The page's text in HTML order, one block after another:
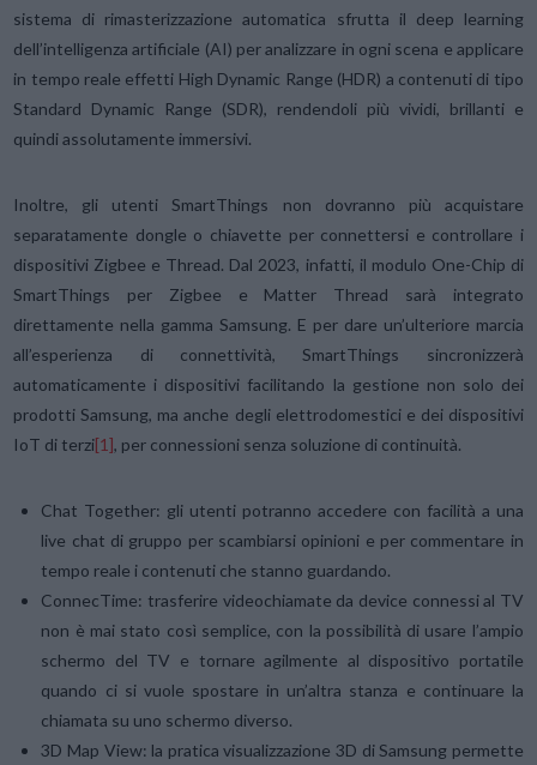
sistema di rimasterizzazione automatica sfrutta il deep learning
dell’intelligenza artificiale (AI) per analizzare in ogni scena e applicare
in tempo reale effetti High Dynamic Range (HDR) a contenuti di tipo
Standard Dynamic Range (SDR), rendendoli più vividi, brillanti e
quindi assolutamente immersivi.
Inoltre, gli utenti SmartThings non dovranno più acquistare
separatamente dongle o chiavette per connettersi e controllare i
dispositivi Zigbee e Thread. Dal 2023, infatti, il modulo One-Chip di
SmartThings per Zigbee e Matter Thread sarà integrato
direttamente nella gamma Samsung. E per dare un’ulteriore marcia
all’esperienza di connettività, SmartThings sincronizzerà
automaticamente i dispositivi facilitando la gestione non solo dei
prodotti Samsung, ma anche degli elettrodomestici e dei dispositivi
IoT di terzi[1], per connessioni senza soluzione di continuità.
Chat Together: gli utenti potranno accedere con facilità a una
live chat di gruppo per scambiarsi opinioni e per commentare in
tempo reale i contenuti che stanno guardando.
ConnecTime: trasferire videochiamate da device connessi al TV
non è mai stato così semplice, con la possibilità di usare l’ampio
schermo del TV e tornare agilmente al dispositivo portatile
quando ci si vuole spostare in un’altra stanza e continuare la
chiamata su uno schermo diverso.
3D Map View: la pratica visualizzazione 3D di Samsung permette